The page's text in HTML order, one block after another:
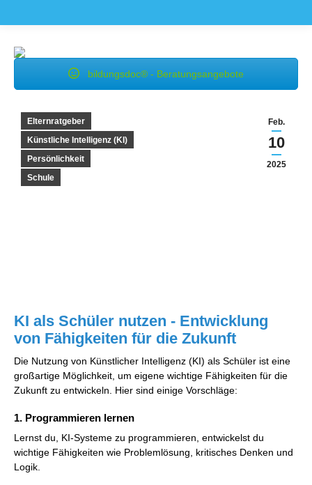
bildungsdoc® - Beratungsangebote
Feb.
10
2025
Elternratgeber
Künstliche Intelligenz (KI)
Persönlichkeit
Schule
KI als Schüler nutzen - Entwicklung
von Fähigkeiten für die Zukunft
Die Nutzung von Künstlicher Intelligenz (KI) als Schüler ist eine
großartige Möglichkeit, um eigene wichtige Fähigkeiten für die
Zukunft zu entwickeln. Hier sind einige Vorschläge:
1. Programmieren lernen
Lernst du, KI-Systeme zu programmieren, entwickelst du
wichtige Fähigkeiten wie Problemlösung, kritisches Denken und
Logik.